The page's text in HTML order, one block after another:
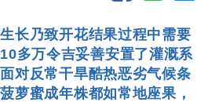
长乃致开花结果过程中需要
多万令吉妥善安置了灌溉系
对反常干旱酷热恶劣气候条
萝蜜成年株都如常地座果，